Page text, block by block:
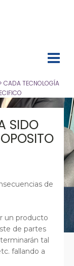
> CADA TECNOLOGÍA
SIDO
de
un producto
de partes
tal
fallando a